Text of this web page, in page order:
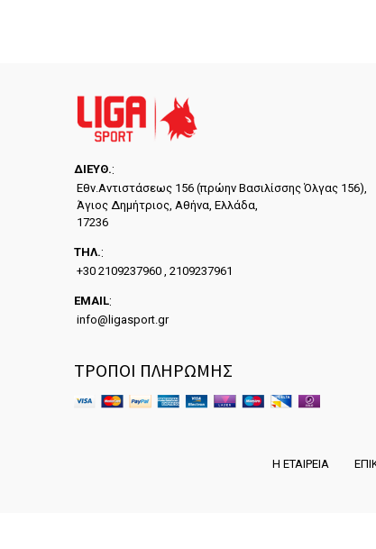
ΔΙΕYΘ.:
Εθν.Αντιστάσεως 156 (πρώην Βασιλίσσης Όλγας 156),
Άγιος Δημήτριος, Αθήνα, Ελλάδα,
17236
ΤΗΛ.:
+30 2109237960 , 2109237961
EMAIL:
info@ligasport.gr
ΤΡΟΠΟΙ ΠΛΗΡΩΜΗΣ
Η ΕΤΑΙΡΕΙΑ